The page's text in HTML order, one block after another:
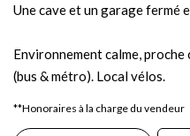
Une cave et un garage fermé
Environnement calme,
(bus & métro). Local vélos.
**Honoraires à la charge du vendeur